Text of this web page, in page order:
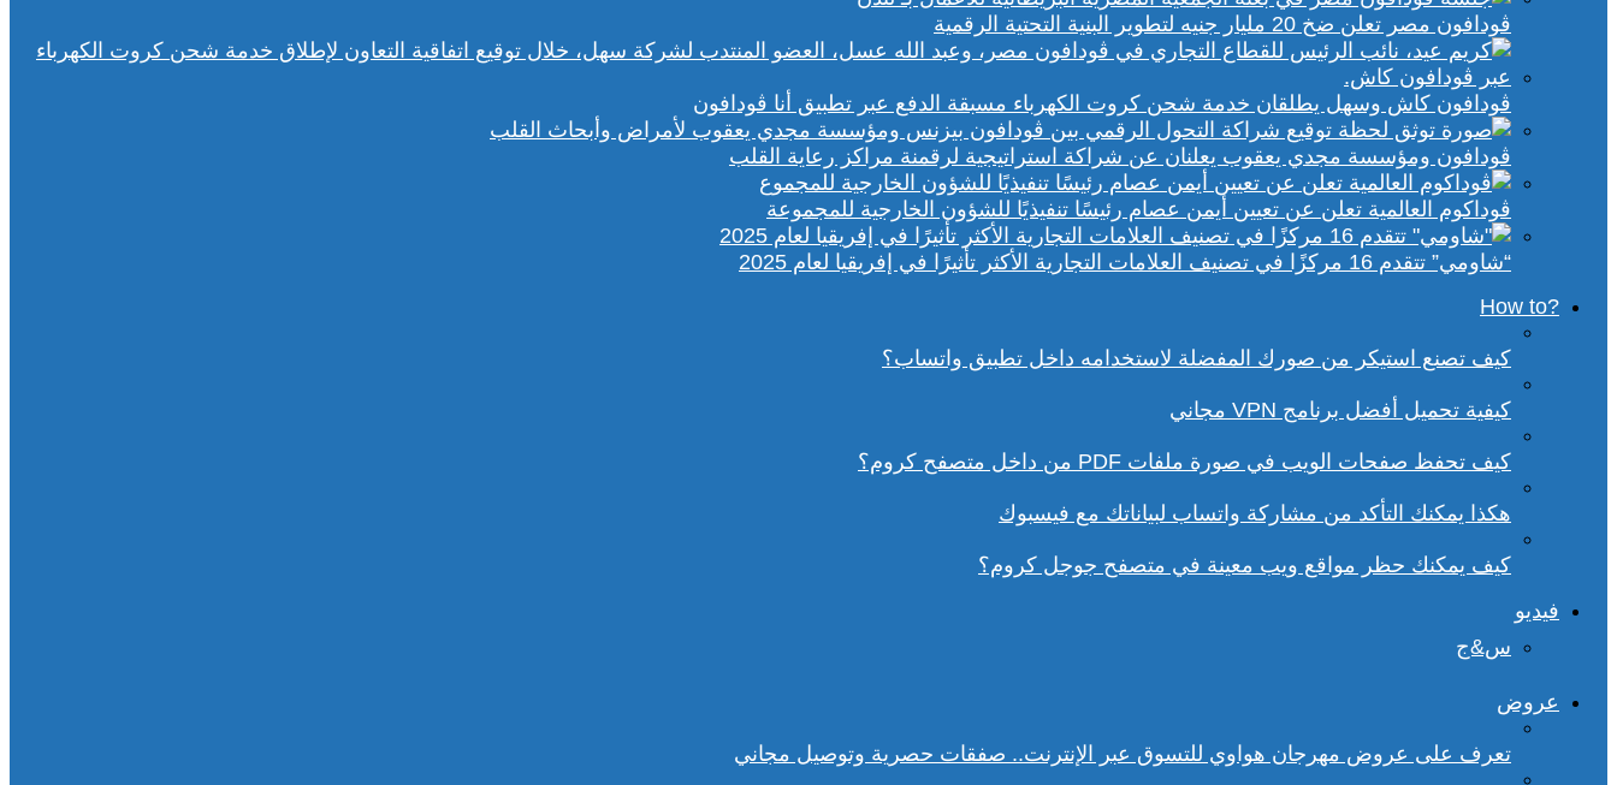
ڤودافون مصر تعلن ضخ 20 مليار جنيه لتطوير البنية التحتية الرقمية
ڤودافون كاش وسهل يطلقان خدمة شحن كروت الكهرباء مسبقة الدفع عبر تطبيق أنا ڤودافون
ڤودافون ومؤسسة مجدي يعقوب يعلنان عن شراكة استراتيجية لرقمنة مراكز رعاية القلب
ڤوداكوم العالمية تعلن عن تعيين أيمن عصام رئيسًا تنفيذيًا للشؤون الخارجية للمجموعة
“شاومي” تتقدم 16 مركزًا في تصنيف العلامات التجارية الأكثر تأثيرًا في إفريقيا لعام 2025
?How to
كيف تصنع استيكر من صورك المفضلة لاستخدامه داخل تطبيق واتساب؟
كيفية تحميل أفضل برنامج VPN مجاني
كيف تحفظ صفحات الويب في صورة ملفات PDF من داخل متصفح كروم؟
هكذا يمكنك التأكد من مشاركة واتساب لبياناتك مع فيسبوك
كيف يمكنك حظر مواقع ويب معينة في متصفح جوجل كروم؟
فيديو
س&ج
عروض
تعرف على عروض مهرجان هواوي للتسوق عبر الإنترنت.. صفقات حصرية وتوصيل مجاني